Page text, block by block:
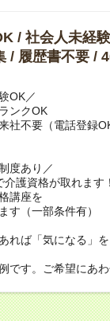
/ 社会人未経
/ 履歴書不要 /
OK／
ンクOK
社不要（電話登録OK
度あり／
護資格が取れます！
講座を
す（一部条件有）
れば「気になる」を
です。ご希望にあわ